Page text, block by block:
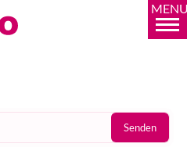
Senden